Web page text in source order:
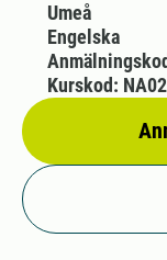
Umeå
Engelska
Kurskod: